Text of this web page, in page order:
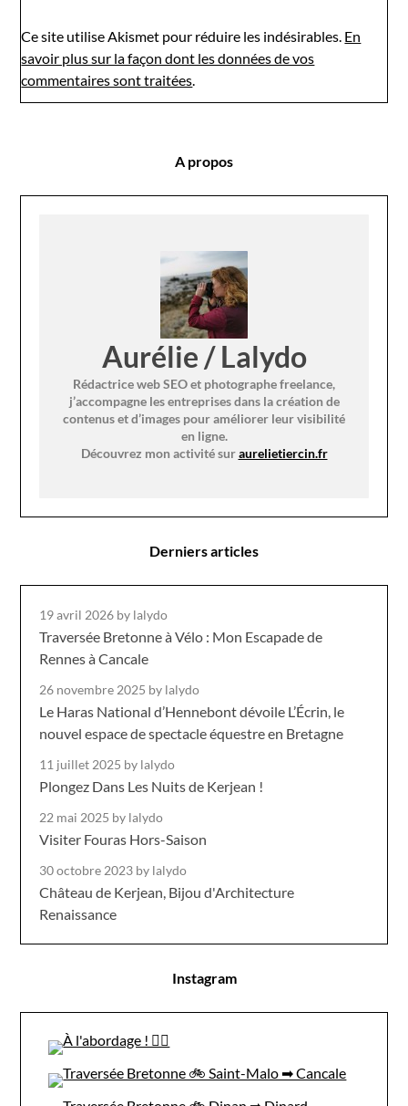
Ce site utilise Akismet pour réduire les indésirables. En
savoir plus sur la façon dont les données de vos
commentaires sont traitées.
A propos
Aurélie / Lalydo
Rédactrice web SEO et photographe freelance,
j’accompagne les entreprises dans la création de
contenus et d’images pour améliorer leur visibilité
en ligne.
Découvrez mon activité suraurelietiercin.fr
Derniers articles
19 avril 2026 by lalydo
Traversée Bretonne à Vélo : Mon Escapade de
Rennes à Cancale
26 novembre 2025 by lalydo
Le Haras National d’Hennebont dévoile L’Écrin, le
nouvel espace de spectacle équestre en Bretagne
11 juillet 2025 by lalydo
Plongez Dans Les Nuits de Kerjean !
22 mai 2025 by lalydo
Visiter Fouras Hors-Saison
30 octobre 2023 by lalydo
Château de Kerjean, Bijou d'Architecture
Renaissance
Instagram